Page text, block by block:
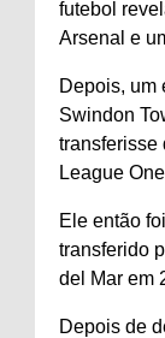
futebol
Arsenal e
Depois, um
Swindon
transferisse
League
Ele então
transferido
del Mar em
Depois de